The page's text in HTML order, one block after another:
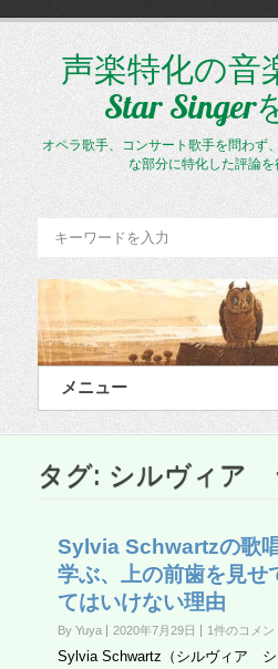
ス
声楽特化の音
Star Singer
オペラ歌手、コンサート歌手を問わず
な部分に特化した評論を
メニュー
タグ: シルヴィア
Sylvia Schwartzの歌
学ぶ、上の前歯を見せ
てはいけない理由
By Yuya 2020年7月29日 1件のコメン
Sylvia Schwartz（シルヴィア シ